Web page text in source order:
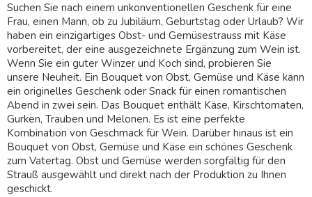
Suchen Sie nach einem unkonventionellen Geschenk für eine
Frau, einen Mann, ob zu Jubiläum, Geburtstag oder Urlaub? Wir
haben ein einzigartiges Obst- und Gemüsestrauss mit Käse
vorbereitet, der eine ausgezeichnete Ergänzung zum Wein ist.
Wenn Sie ein guter Winzer und Koch sind, probieren Sie
unsere Neuheit. Ein Bouquet von Obst, Gemüse und Käse kann
ein originelles Geschenk oder Snack für einen romantischen
Abend in zwei sein. Das Bouquet enthält Käse, Kirschtomaten,
Gurken, Trauben und Melonen. Es ist eine perfekte
Kombination von Geschmack für Wein. Darüber hinaus ist ein
Bouquet von Obst, Gemüse und Käse ein schönes Geschenk
zum Vatertag. Obst und Gemüse werden sorgfältig für den
Strauß ausgewählt und direkt nach der Produktion zu Ihnen
geschickt.